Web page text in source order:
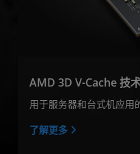
AMD 3D V-Cache 技
用于服务器和台式机应用
了解更多